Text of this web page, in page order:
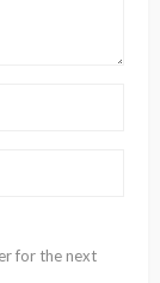
for the next